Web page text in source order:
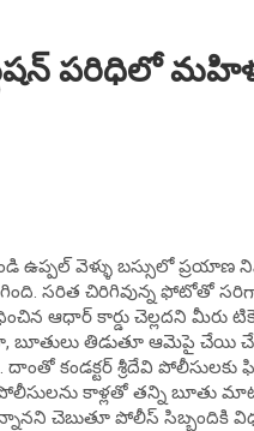
పరిధిలో
వెళ్ళు బస్సులో ప్రయాణ
సరిత చిరిగివున్న ఫోటోతో
ఆధార్ కార్డు చెల్లదని
బూతులు తిడుతూ ఆమెపై చేయి
దాంతో కండక్టర్ శ్రీదేవి
కాళ్లతో తన్ని బూతు
చెబుతూ పోలీస్ సిబ్బందికి